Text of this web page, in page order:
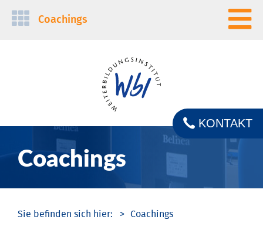
Navigation
Coachings
Coachings
KONTAKT
Coachings